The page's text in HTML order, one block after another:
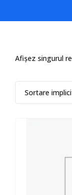
Afișez singurul